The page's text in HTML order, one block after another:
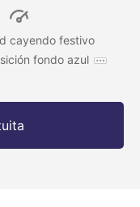
cayendo festivo
fondo azul